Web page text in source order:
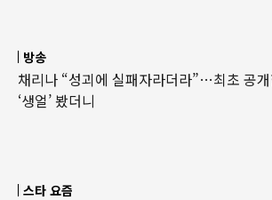
방송
채리나 “성괴에 실패자라더라”…최초 공
‘생얼’ 봤더니
스타 요즘